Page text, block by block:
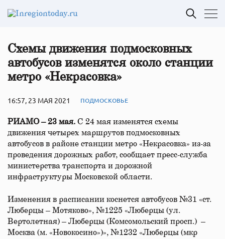
Схемы движения подмосковных
автобусов изменятся около станции
метро «Некрасовка»
16:57, 23 МАЯ 2021 ПОДМОСКОВЬЕ
РИАМО – 23 мая. С 24 мая изменятся схемы
движения четырех маршрутов подмосковных
автобусов в районе станции метро «Некрасовка» из-за
проведения дорожных работ, сообщает пресс-служба
министерства транспорта и дорожной
инфраструктуры Московской области.
Изменения в расписании коснется автобусов №31 «ст.
Люберцы – Мотяково», №1225 «Люберцы (ул.
Вертолетная) – Люберцы (Комсомольский просп.) –
Москва (м. «Новокосино»)», №1232 «Люберцы (мкр